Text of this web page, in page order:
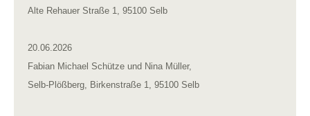
Alte Rehauer Straße 1, 95100 Selb
20.06.2026
Fabian Michael Schütze und Nina Müller,
Selb-Plößberg, Birkenstraße 1, 95100 Selb